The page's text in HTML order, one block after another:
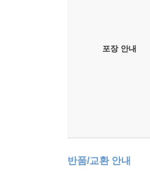
포장 안내
반품/교환 안내